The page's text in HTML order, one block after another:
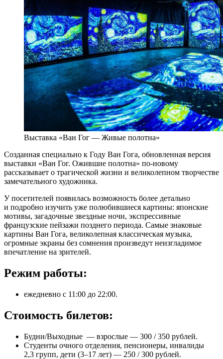
Выставка «Ван Гог — Живые полотна»
Созданная специально к Году Ван Гога, обновленная версия
выставки «Ван Гог. Ожившие полотна» по-новому
рассказывает о трагической жизни и великолепном творчестве
замечательного художника.
У посетителей появилась возможность более детально
и подробно изучить уже полюбившиеся картины: японские
мотивы, загадочные звездные ночи, экспрессивные
французские пейзажи позднего периода. Самые знаковые
картины Ван Гога, великолепная классическая музыка,
огромные экраны без сомнения произведут неизгладимое
впечатление на зрителей.
Режим работы:
ежедневно с 11:00 до 22:00.
Стоимость билетов:
Будни/Выходные ​ — взрослые — 300 / 350 рублей.
Cтуденты очного отделения, пенсионеры, инвалиды
2,3 групп, дети (3–17 лет) — 250 / 300 рублей.